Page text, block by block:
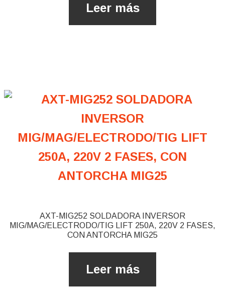
Leer más
AXT-MIG252 SOLDADORA INVERSOR
MIG/MAG/ELECTRODO/TIG LIFT 250A, 220V 2 FASES,
CON ANTORCHA MIG25
Leer más